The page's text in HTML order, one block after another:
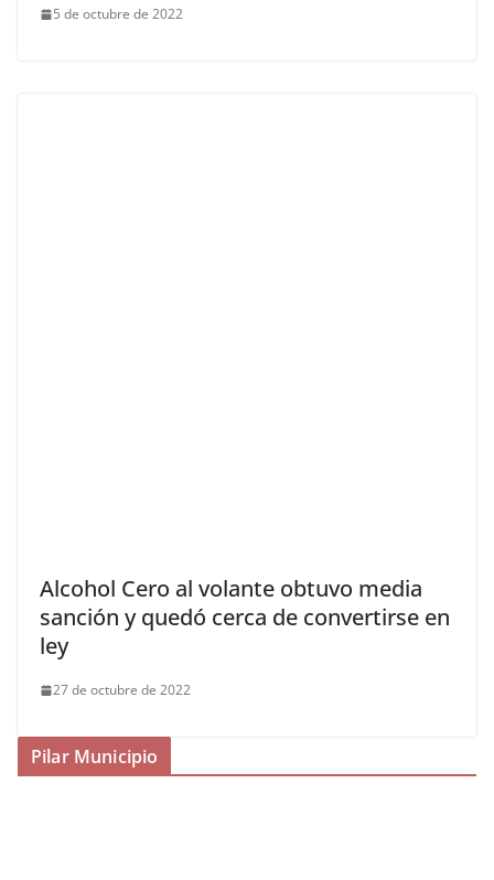
5 de octubre de 2022
Alcohol Cero al volante obtuvo media
sanción y quedó cerca de convertirse en
ley
27 de octubre de 2022
Pilar Municipio